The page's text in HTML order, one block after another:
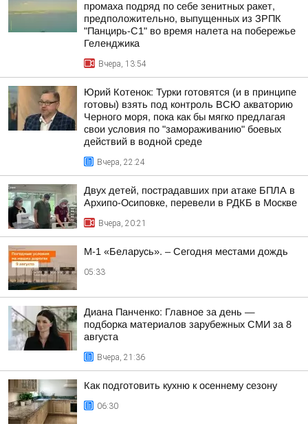
промаха подряд по себе зенитных ракет,
предположительно, выпущенных из ЗРПК
"Панцирь-С1" во время налета на побережье
Геленджика
Вчера, 13:54
Юрий Котенок: Турки готовятся (и в принципе
готовы) взять под контроль ВСЮ акваторию
Черного моря, пока как бы мягко предлагая
свои условия по "замораживанию" боевых
действий в водной среде
Вчера, 22:24
Двух детей, пострадавших при атаке БПЛА в
Архипо-Осиповке, перевели в РДКБ в Москве
Вчера, 20:21
М-1 «Беларусь». – Сегодня местами дождь
05:33
Диана Панченко: Главное за день —
подборка материалов зарубежных СМИ за 8
августа
Вчера, 21:36
Как подготовить кухню к осеннему сезону
06:30